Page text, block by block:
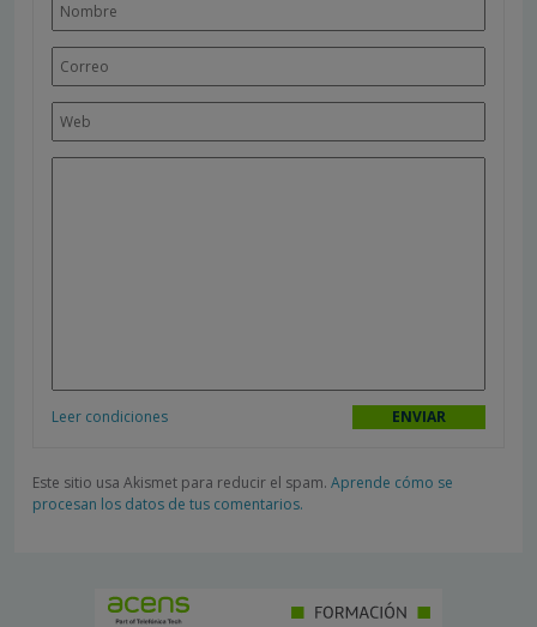
Leer condiciones
Este sitio usa Akismet para reducir el spam. Aprende cómo se
procesan los datos de tus comentarios.